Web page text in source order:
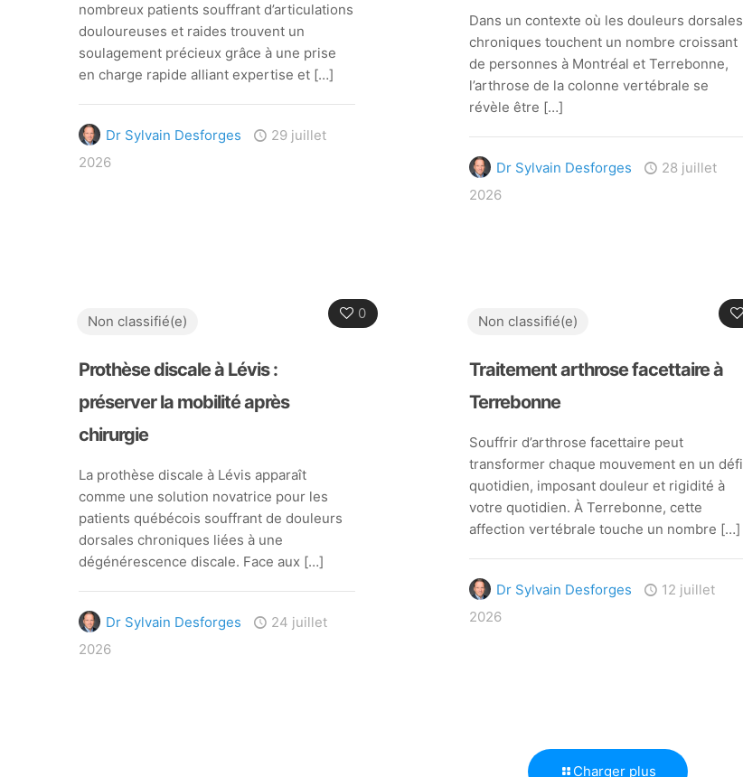
nombreux patients souffrant d’articulations
douloureuses et raides trouvent un
soulagement précieux grâce à une prise
en charge rapide alliant expertise et[…]
Dr Sylvain Desforges
29 juillet
2026
Dans un contexte où les douleurs dorsales
chroniques touchent un nombre croissant
de personnes à Montréal et Terrebonne,
l’arthrose de la colonne vertébrale se
révèle être […]
Dr Sylvain Desforges
28 juillet
2026
0
Non classifié(e)
Prothèse discale à Lévis :
préserver la mobilité après
chirurgie
La prothèse discale à Lévis apparaît
comme une solution novatrice pour les
patients québécois souffrant de douleurs
dorsales chroniques liées à une
dégénérescence discale. Face aux[…]
Dr Sylvain Desforges
24 juillet
2026
Non classifié(e)
Traitement arthrose facettaire à
Terrebonne
Souffrir d’arthrose facettaire peut
transformer chaque mouvement en un défi
quotidien, imposant douleur et rigidité à
votre quotidien. À Terrebonne, cette
affection vertébrale touche un nombre […]
Dr Sylvain Desforges
12 juillet
2026
Charger plus